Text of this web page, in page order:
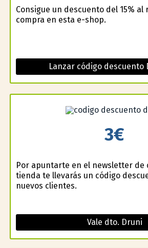
Consigue un descuento del 15% al
compra en esta e-shop.
Lanzar código descuento
3€
Por apuntarte en el newsletter de
tienda te llevarás un código
nuevos clientes.
Vale dto. Druni